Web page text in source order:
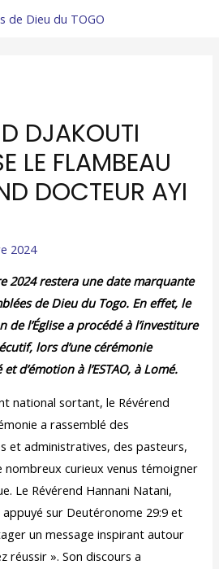
DJAKOUTI
LE FLAMBEAU
DOCTEUR AYI
2024
2024 restera une date marquante
de Dieu du Togo. En effet, le
de l’Église a procédé à l’investiture
lors d’une cérémonie
d’émotion à l’ESTAO, à Lomé.
national sortant, le Révérend
a rassemblé des
et administratives, des pasteurs,
nombreux curieux venus témoigner
Le Révérend Hannani Natani,
appuyé sur Deutéronome 29:9 et
un message inspirant autour
réussir ». Son discours a